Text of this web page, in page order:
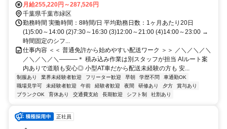
駅」より車で5分
月給255,220円～287,526円
千葉県千葉市緑区
勤務時間 実働時間：8時間/日 平均勤務日数：1ヶ月あたり20日
(1)5:00～14:00 (2)7:30～16:30 (3)12:00～21:00 (4)14:00～23:00 →
時間固定のシフ...
仕事内容 ＜＜ 普通免許から始めやすい配送ワーク ＞＞ ／＼／＼／＼
／＼／＼／＼―――＊ 積み込み作業は別スタッフが担当 AIルート案
内ありで道順も安心◎ 小型AT車だから配送未経験の方も 安...
制服あり 業界未経験者歓迎 フリーター歓迎 早朝 学歴不問
車通勤OK
職場見学可
未経験者歓迎 午前 経験者歓迎 夜間 研修あり 夕方
賞与あり
ブランクOK
育休あり 交通費支給 長期歓迎 シフト制 社割あり
正社員